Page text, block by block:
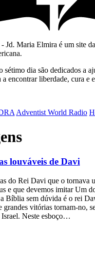
Jd. Maria Elmira é um site
sétimo dia são dedicados a
encontrar liberdade, cura e
Adventist World Radio
louváveis de Davi
do Rei Davi que o tornava
e que devemos imitar Um
Bíblia sem dúvida é o rei
grandes vitórias tornam-no,
Neste esboço…